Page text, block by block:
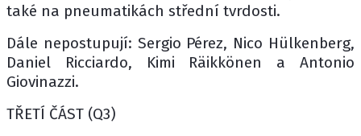
také na pneumatikách střední tvrdosti.
Dále nepostupují: Sergio Pérez, Nico Hülkenberg,
Daniel Ricciardo, Kimi Räikkönen a Antonio
Giovinazzi.
TŘETÍ ČÁST (Q3)